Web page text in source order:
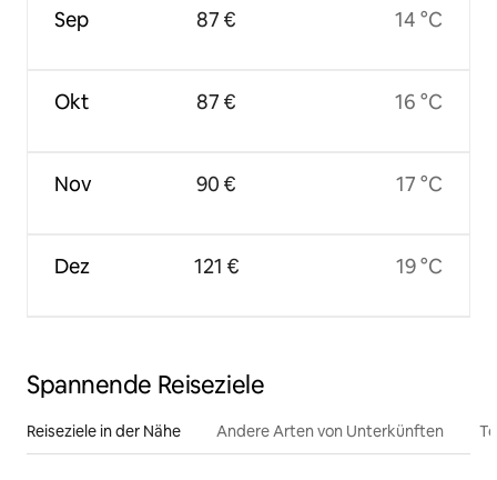
Sep
Okt
Nov
Dez
87 €
87 €
90 €
121 €
14 °C
16 °C
17 °C
19 °C
Spannende Reiseziele
Reiseziele in der Nähe Andere Arten von Unterkünften